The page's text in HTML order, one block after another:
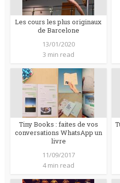
Les cours les plus originaux
de Barcelone
13/01/2020
3 min read
Tiny Books : faites de vos
conversations WhatsApp un
livre
11/09/2017
4 min read